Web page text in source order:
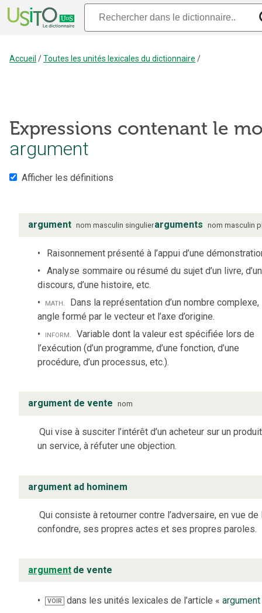
Accueil /Toutes les unités lexicales du dictionnaire /
Expressions contenant le
argument
Afficher les définitions
argument nom masculin singulierarguments nom masculin
Raisonnement présenté à l’appui d’une
Analyse sommaire ou résumé du sujet d’un livre, d’un
discours, d’une histoire, etc.
math. Dans la représentation d’un nombre complexe,
angle formé par le vecteur et l’axe d’origine.
inform. Variable dont la valeur est spécifiée lors de
l’exécution (d’un programme, d’une fonction, d’une
procédure, d’un processus, etc.).
argument de vente nom
Qui vise à susciter l’intérêt d’un acheteur sur un
un service, à réfuter une objection.
argument ad hominem
Qui consiste à retourner contre l’adversaire, en vue de
confondre, ses propres actes et ses propres paroles.
argument de vente
VOIR dans les unités lexicales de l’article «argument